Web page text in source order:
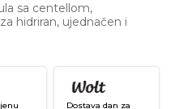
sa centellom,
hidriran, ujednačen i
Dostava dan za